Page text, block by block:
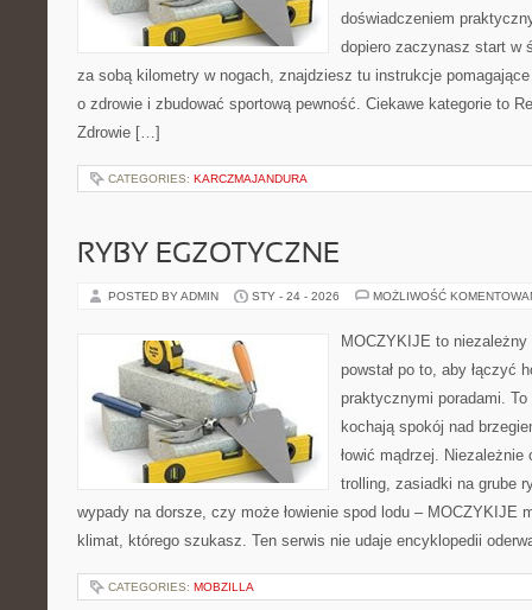
doświadczeniem
dopiero zaczynasz start w
za sobą kilometry w nogach, znajdziesz tu instrukcje
o zdrowie i zbudować sportową pewność. Ciekawe kategorie to
Zdrowie […]
CATEGORIES: KARCZMAJANDURA
RYBY EGZOTYCZNE
POSTED BY ADMIN STY - 24 - 2026 MOŻLIWOŚĆ
MOCZYKIJE to
powstał po to, aby łączyć
praktycznymi poradami.
kochają spokój nad
łowić mądrzej.
trolling, zasiadki na grube
wypady na dorsze, czy może łowienie spod lodu – MOCZYKIJE
klimat, którego szukasz. Ten serwis nie udaje encyklopedii
CATEGORIES: MOBZILLA